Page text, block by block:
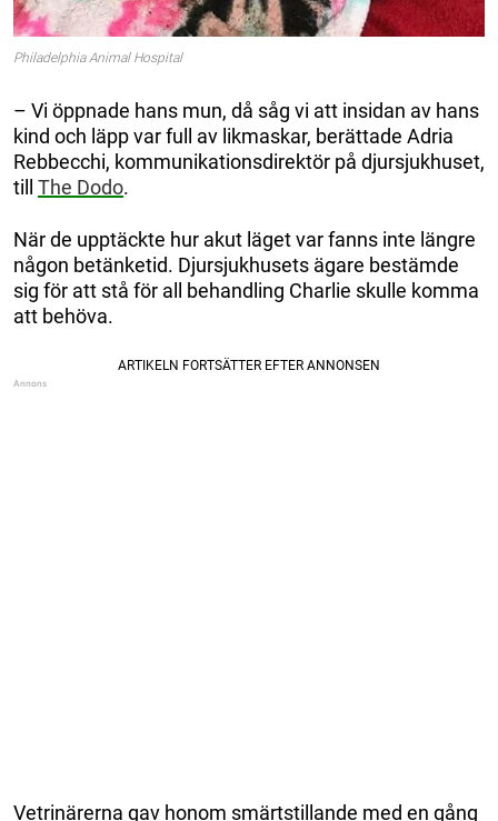
Philadelphia Animal Hospital
– Vi öppnade hans mun, då såg vi att insidan av hans
kind och läpp var full av likmaskar, berättade Adria
Rebbecchi, kommunikationsdirektör på djursjukhuset,
till The Dodo.
När de upptäckte hur akut läget var fanns inte längre
någon betänketid. Djursjukhusets ägare bestämde
sig för att stå för all behandling Charlie skulle komma
att behöva.
Vetrinärerna gav honom smärtstillande med en gång